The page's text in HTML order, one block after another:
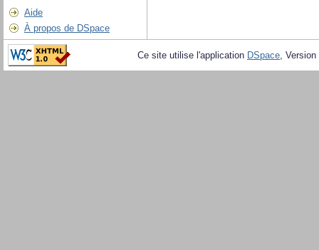
Aide
À propos de DSpace
Ce site utilise l'application DSpace,